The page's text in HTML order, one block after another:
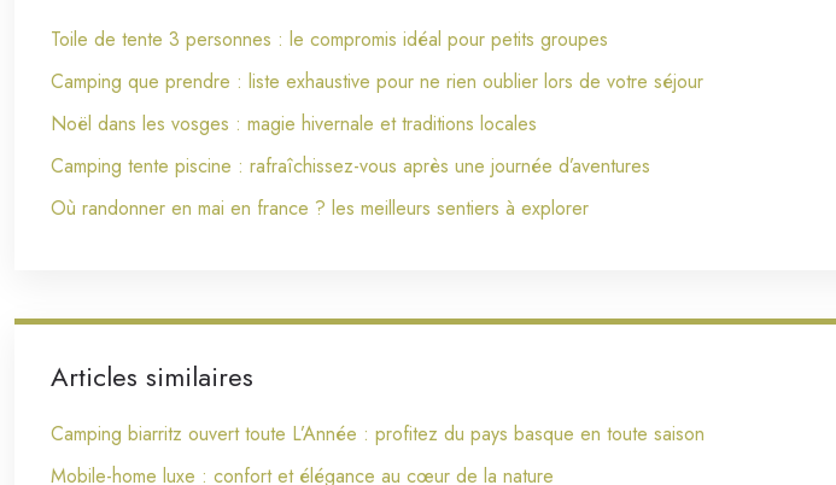
Toile de tente 3 personnes : le compromis idéal pour petits groupes
Camping que prendre : liste exhaustive pour ne rien oublier lors de votre séjour
Noël dans les vosges : magie hivernale et traditions locales
Camping tente piscine : rafraîchissez-vous après une journée d’aventures
Où randonner en mai en france ? les meilleurs sentiers à explorer
Articles similaires
Camping biarritz ouvert toute L’Année : profitez du pays basque en toute saison
Mobile-home luxe : confort et élégance au cœur de la nature